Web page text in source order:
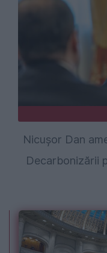
Nicușor Dan
Decarbonizării